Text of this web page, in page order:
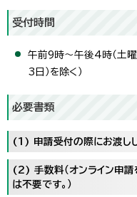
受付時間
午前9時～午後4時（土曜
3日）を除く）
必要書類
(1) 申請受付の際にお渡し
(2) 手数料（オンライン申請
は不要です。）